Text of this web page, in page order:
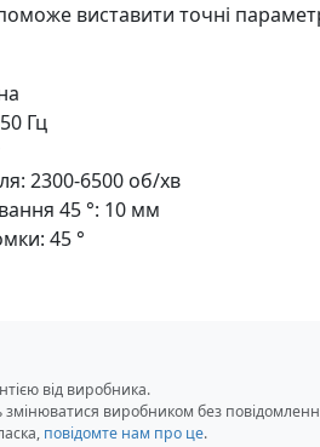
виставити точні
Гц
2300-6500 об/хв
45 °: 10 мм
45 °
від виробника.
змінюватися виробником без
повідомте нам про це.